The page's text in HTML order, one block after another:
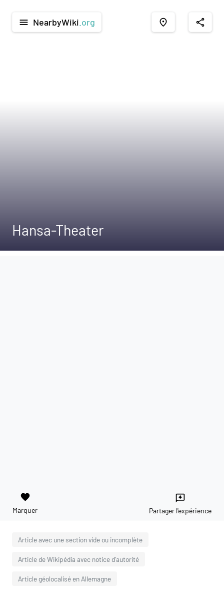
menu NearbyWiki .org place share
Hansa-Theater
favorite
Marquer
reviews
Partager l'expérience
Article avec une section vide ou incomplète
Article de Wikipédia avec notice d'autorité
Article géolocalisé en Allemagne